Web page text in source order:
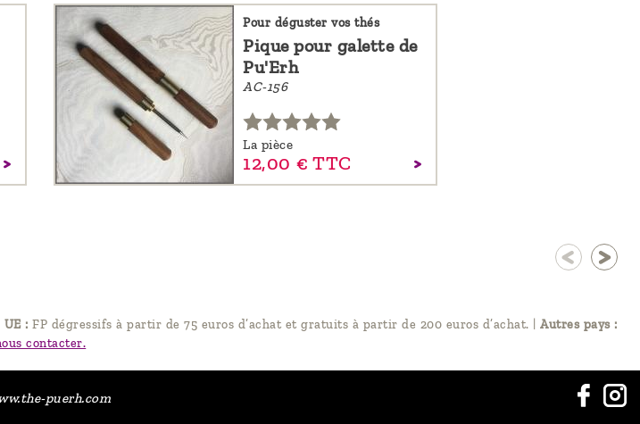
Pour déguster vos thés
Pique pour galette de
Pu'Erh
AC-156
La pièce
12,00 € TTC
UE : FP dégressifs à partir de 75 euros d’achat et gratuits à partir de 200 euros d’achat.
Autres pays :
contacter.
puerh.com